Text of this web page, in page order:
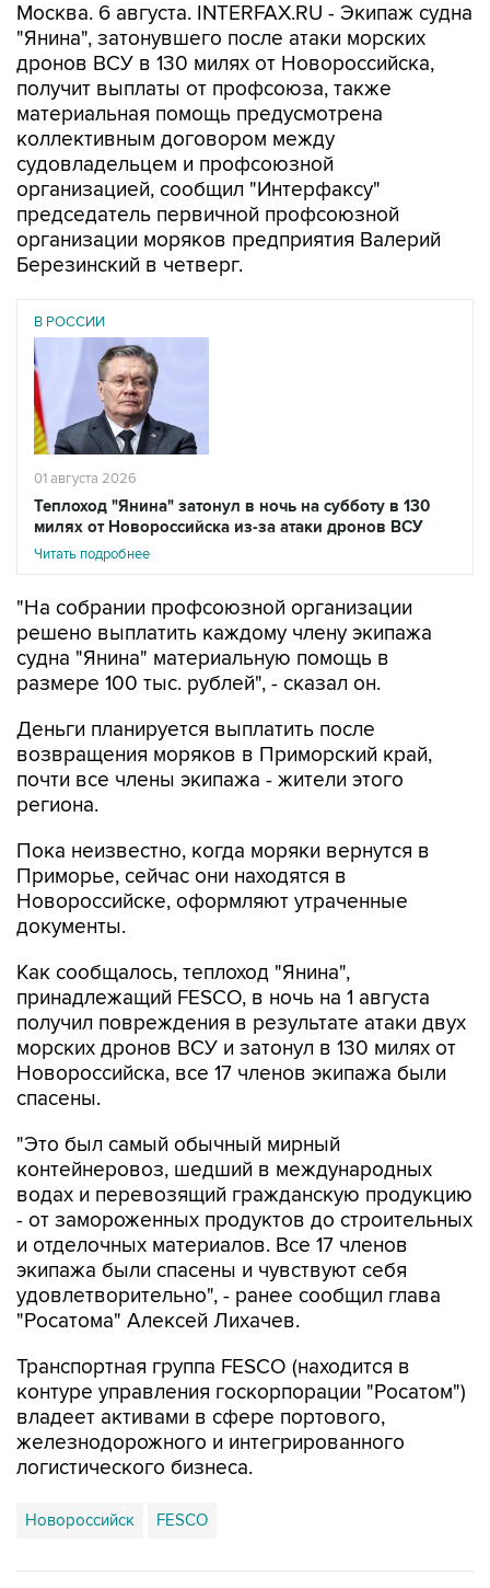
Москва. 6 августа. INTERFAX.RU - Экипаж судна
"Янина", затонувшего после атаки морских
дронов ВСУ в 130 милях от Новороссийска,
получит выплаты от профсоюза, также
материальная помощь предусмотрена
коллективным договором между
судовладельцем и профсоюзной
организацией, сообщил "Интерфаксу"
председатель первичной профсоюзной
организации моряков предприятия Валерий
Березинский в четверг.
В РОССИИ
01 августа 2026
Теплоход "Янина" затонул в ночь на субботу в 130
милях от Новороссийска из-за атаки дронов ВСУ
Читать подробнее
"На собрании профсоюзной организации
решено выплатить каждому члену экипажа
судна "Янина" материальную помощь в
размере 100 тыс. рублей", - сказал он.
Деньги планируется выплатить после
возвращения моряков в Приморский край,
почти все члены экипажа - жители этого
региона.
Пока неизвестно, когда моряки вернутся в
Приморье, сейчас они находятся в
Новороссийске, оформляют утраченные
документы.
Как сообщалось, теплоход "Янина",
принадлежащий FESCO, в ночь на 1 августа
получил повреждения в результате атаки двух
морских дронов ВСУ и затонул в 130 милях от
Новороссийска, все 17 членов экипажа были
спасены.
"Это был самый обычный мирный
контейнеровоз, шедший в международных
водах и перевозящий гражданскую продукцию
- от замороженных продуктов до строительных
и отделочных материалов. Все 17 членов
экипажа были спасены и чувствуют себя
удовлетворительно", - ранее сообщил глава
"Росатома" Алексей Лихачев.
Транспортная группа FESCO (находится в
контуре управления госкорпорации "Росатом")
владеет активами в сфере портового,
железнодорожного и интегрированного
логистического бизнеса.
Новороссийск FESCO